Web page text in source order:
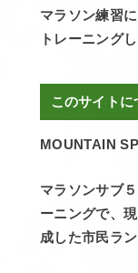
マラソン練習
トレーニング
このサイトに
MOUNTAIN
マラソンサブ
ーニングで、
成した市民ラン